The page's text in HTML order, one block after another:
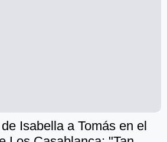
Isabella a Tomás en el